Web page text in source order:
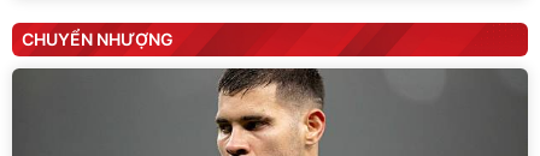
CHUYỂN NHƯỢNG